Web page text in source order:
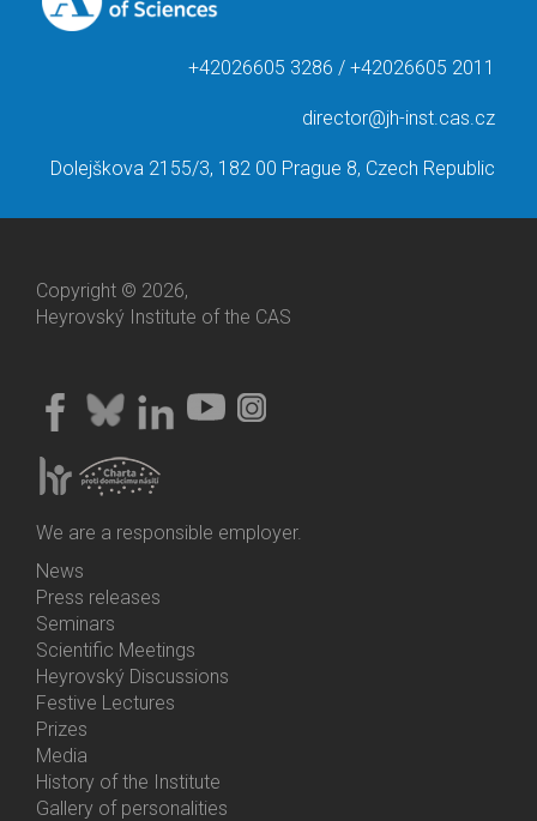
+42026605 3286 / +42026605 2011
director@jh-inst.cas.cz
Dolejškova 2155/3, 182 00 Prague 8, Czech Republic
Copyright © 2026,
Heyrovský Institute of the CAS
We are a responsible employer.
Bottom
Menu
Activities
News
Press releases
Seminars
Scientific Meetings
Heyrovský Discussions
Festive Lectures
Prizes
Media
History of the Institute
Gallery of personalities